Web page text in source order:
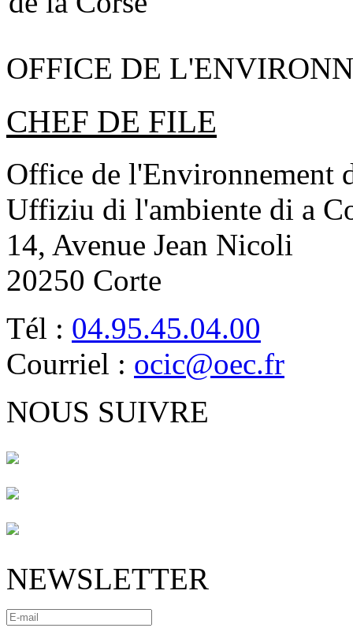
OFFICE DE
CHEF DE FILE
Office de l'Environnement
Uffiziu di l'ambiente di a
14, Avenue Jean Nicoli
20250 Corte
Tél : 04.95.45.04.00
Courriel : ocic@oec.fr
NOUS SUIVRE
NEWSLETTER